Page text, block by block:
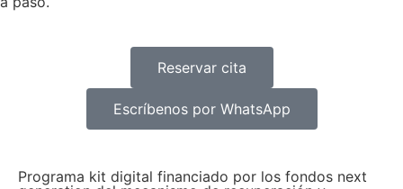
Reservar cita
Escríbenos por WhatsApp
Programa kit digital financiado por los fondos next